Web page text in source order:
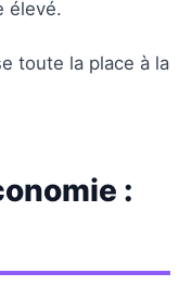
élevé.
toute la place à la
: